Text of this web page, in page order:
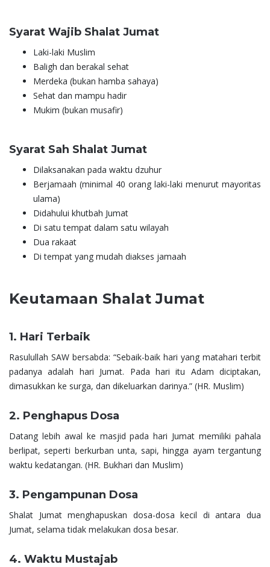
Syarat Wajib Shalat Jumat
Laki-laki Muslim
Baligh dan berakal sehat
Merdeka (bukan hamba sahaya)
Sehat dan mampu hadir
Mukim (bukan musafir)
Syarat Sah Shalat Jumat
Dilaksanakan pada waktu dzuhur
Berjamaah (minimal 40 orang laki-laki menurut mayoritas
ulama)
Didahului khutbah Jumat
Di satu tempat dalam satu wilayah
Dua rakaat
Di tempat yang mudah diakses jamaah
Keutamaan Shalat Jumat
1. Hari Terbaik
Rasulullah SAW bersabda: “Sebaik-baik hari yang matahari terbit
padanya adalah hari Jumat. Pada hari itu Adam diciptakan,
dimasukkan ke surga, dan dikeluarkan darinya.” (HR. Muslim)
2. Penghapus Dosa
Datang lebih awal ke masjid pada hari Jumat memiliki pahala
berlipat, seperti berkurban unta, sapi, hingga ayam tergantung
waktu kedatangan. (HR. Bukhari dan Muslim)
3. Pengampunan Dosa
Shalat Jumat menghapuskan dosa-dosa kecil di antara dua
Jumat, selama tidak melakukan dosa besar.
4. Waktu Mustajab